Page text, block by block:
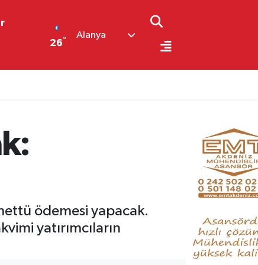
26°
Alanya
ödemesi yapacak.
yatırımcıların